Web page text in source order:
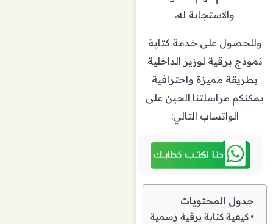
والاستجابة له.
وللحصول على خدمة كتابة
نموذج برقية لوزير الداخلية
بطريقة مميزة واحترافية
يمكنكم مراسلتنا الحين على
الواتساب التالي:
جدول المحتويات
كيفية كتابة برقية رسمية